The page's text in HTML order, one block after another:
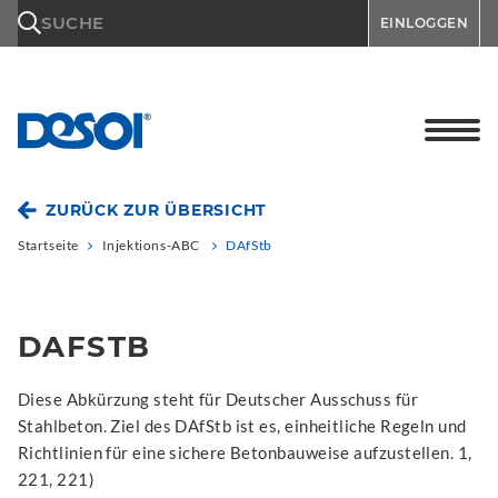
SUCHE EINLOGGEN
ZURÜCK ZUR ÜBERSICHT
Startseite Injektions-ABC DAfStb
DAFSTB
Diese Abkürzung steht für Deutscher Ausschuss für
Stahlbeton. Ziel des DAfStb ist es, einheitliche Regeln und
Richtlinien für eine sichere Betonbauweise aufzustellen. 1,
221, 221)